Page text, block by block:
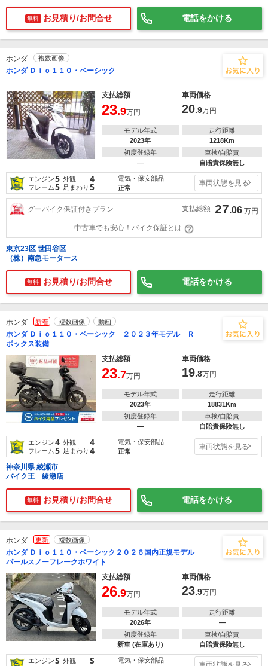
無料 お見積り/お問合せ 電話をかける
ホンダ 複数画像
ホンダ Ｄｉｏ１１０・ベーシック
支払総額 車両価格
23.9万円 20.9万円
モデル年式
2023年
走行距離
1218Km
初度登録年
―
車検/自賠責
自賠責保険無し
エンジン5 外観 4
フレーム5 足まわり 5
電気・保安部品
正常
車両状態を見る
グーバイク保証付きプラン 支払総額 27.06 万円
中古車でも安心！バイク保証とは
東京23区 世田谷区
（株）南急モータース
無料 お見積り/お問合せ 電話をかける
ホンダ 新着 複数画像 動画
ホンダ Ｄｉｏ１１０・ベーシック ２０２３年モデル Ｒ
ボックス装備
支払総額
車両価格
23.7万円 19.8万円
モデル年式
2023年
走行距離
18831Km
初度登録年
―
車検/自賠責
自賠責保険無し
エンジン4 外観 4
フレーム5 足まわり 4
電気・保安部品
正常
車両状態を見る
神奈川県 綾瀬市
バイク王 綾瀬店
無料 お見積り/お問合せ 電話をかける
ホンダ 更新 複数画像
ホンダ Ｄｉｏ１１０・ベーシック２０２６国内正規モデル
パールスノーフレークホワイト
支払総額
車両価格
26.9万円 23.9万円
モデル年式
2026年
走行距離
―
初度登録年
新車 (在庫あり)
車検/自賠責
自賠責保険無し
エンジンS 外観 S
電気・保安部品